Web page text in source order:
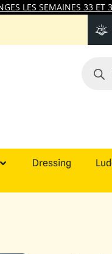
LES SEMAINES 33
Dressing